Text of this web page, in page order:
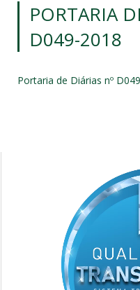
PORTARIA
D049-2018
Portaria de Diárias nº